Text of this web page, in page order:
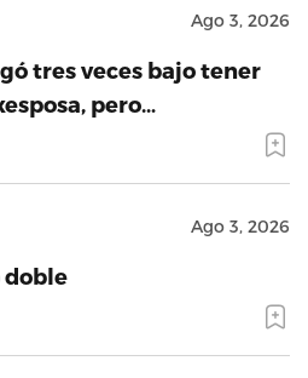
Ago 3, 2026
tres veces bajo tener
pero…
Ago 3, 2026
doble